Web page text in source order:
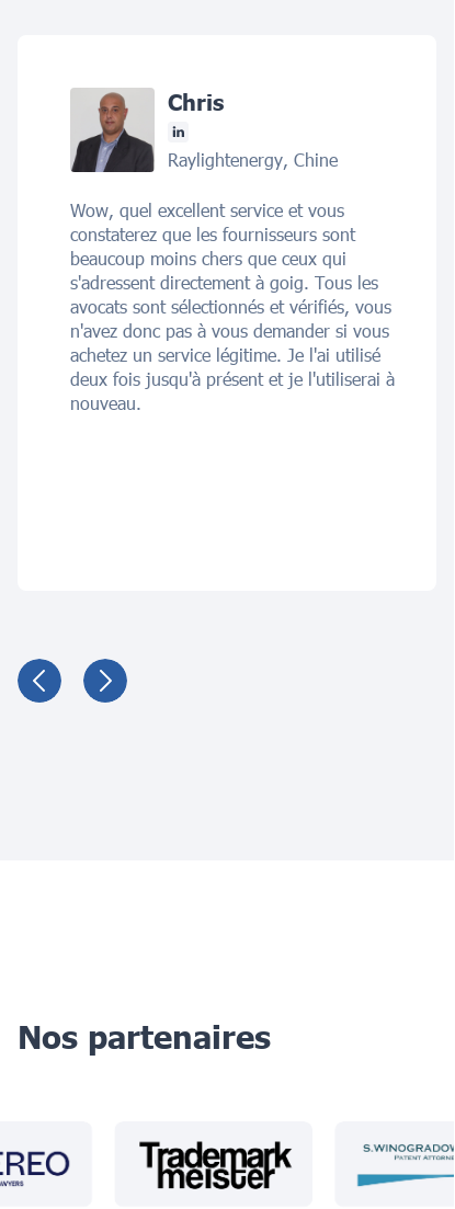
Chris
Raylightenergy, Chine
Wow, quel excellent service et vous
constaterez que les fournisseurs sont
beaucoup moins chers que ceux qui
s'adressent directement à goig. Tous les
avocats sont sélectionnés et vérifiés, vous
n'avez donc pas à vous demander si vous
achetez un service légitime. Je l'ai utilisé
deux fois jusqu'à présent et je l'utiliserai à
nouveau.
Nos partenaires